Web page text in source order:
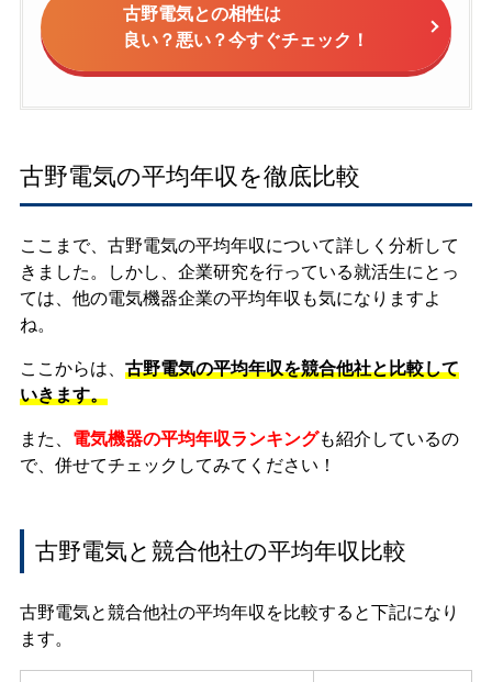
古野電気との相性は
良い？悪い？今すぐチェック！
古野電気の平均年収を徹底比較
ここまで、古野電気の平均年収について詳しく分析して
きました。しかし、企業研究を行っている就活生にとっ
ては、他の電気機器企業の平均年収も気になりますよ
ね。
ここからは、 古野電気の平均年収を競合他社と比較して
いきます。
また、 電気機器の平均年収ランキングも紹介しているの
で、併せてチェックしてみてください！
古野電気と競合他社の平均年収比較
古野電気と競合他社の平均年収を比較すると下記になり
ます。